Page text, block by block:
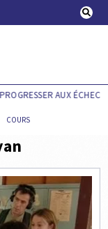
AUX ÉCHECS !
COURS